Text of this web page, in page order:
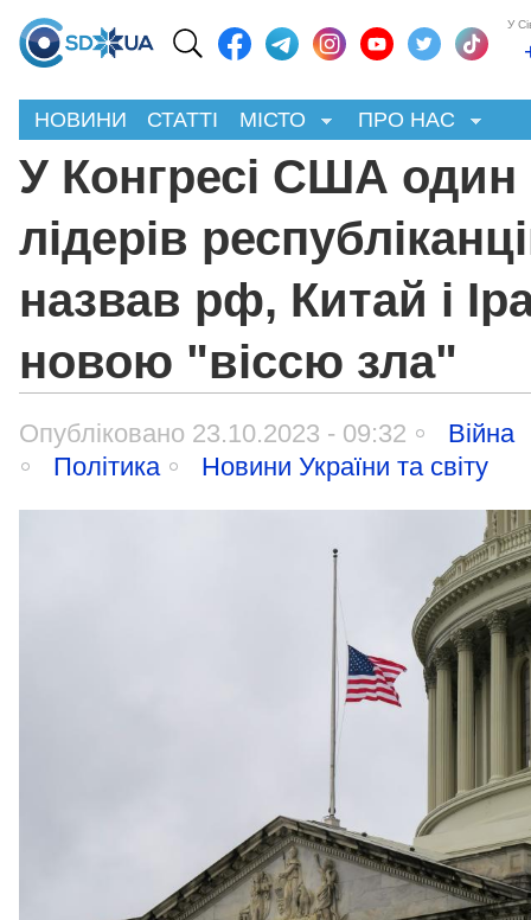
У
НОВИНИ СТАТТІ МІСТО ПРО НАС
У Конгресі США один
лідерів
назвав рф, Китай і
новою "віссю зла"
Опубліковано 23.10.2023 - 09:32
Війна
Політика
Новини України та світу